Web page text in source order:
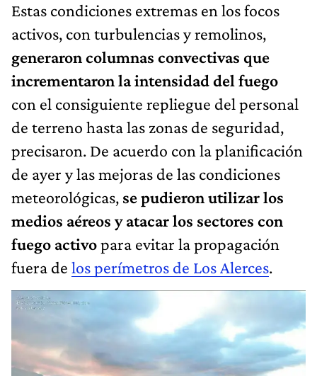
Estas condiciones extremas en los focos
activos, con turbulencias y remolinos,
generaron columnas convectivas que
incrementaron la intensidad del fuego
con el consiguiente repliegue del personal
de terreno hasta las zonas de seguridad,
precisaron. De acuerdo con la planificación
de ayer y las mejoras de las condiciones
meteorológicas, se pudieron utilizar los
medios aéreos y atacar los sectores con
fuego activopara evitar la propagación
fuera de los perímetros de Los Alerces.